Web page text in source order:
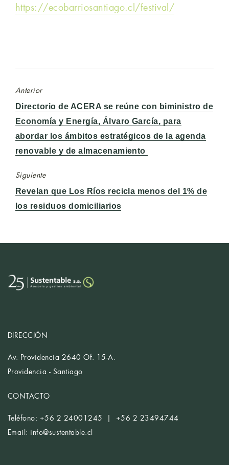
https://ecobarriosantiago.cl/festival/
Anterior
Entrada
anterior:
Directorio de ACERA se reúne con biministro de
Economía y Energía, Álvaro García, para
abordar los ámbitos estratégicos de la agenda
renovable y de almacenamiento
Siguiente
Entrada
siguiente:
Revelan que Los Ríos recicla menos del 1% de
los residuos domiciliarios
DIRECCIÓN
Av. Providencia 2640 Of. 15-A.
Providencia - Santiago
CONTACTO
Teléfono: +56 2 24001245 | +56 2 23494744
Email: info@sustentable.cl